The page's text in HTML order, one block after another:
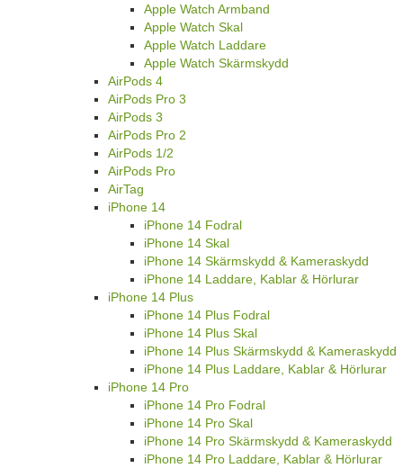
Apple Watch Armband
Apple Watch Skal
Apple Watch Laddare
Apple Watch Skärmskydd
AirPods 4
AirPods Pro 3
AirPods 3
AirPods Pro 2
AirPods 1/2
AirPods Pro
AirTag
iPhone 14
iPhone 14 Fodral
iPhone 14 Skal
iPhone 14 Skärmskydd & Kameraskydd
iPhone 14 Laddare, Kablar & Hörlurar
iPhone 14 Plus
iPhone 14 Plus Fodral
iPhone 14 Plus Skal
iPhone 14 Plus Skärmskydd & Kameraskydd
iPhone 14 Plus Laddare, Kablar & Hörlurar
iPhone 14 Pro
iPhone 14 Pro Fodral
iPhone 14 Pro Skal
iPhone 14 Pro Skärmskydd & Kameraskydd
iPhone 14 Pro Laddare, Kablar & Hörlurar